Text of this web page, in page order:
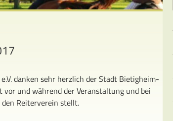
danken sehr herzlich der Stadt Bietigheim-
und während der Veranstaltung und bei
Reiterverein stellt.